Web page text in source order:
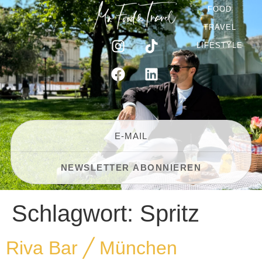
FOOD
TRAVEL
LIFESTYLE
Schlagwort: Spritz
Riva Bar ╱ München